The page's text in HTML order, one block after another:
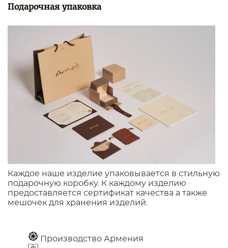
Подарочная упаковка
Каждое наше изделие упаковывается в стильную
подарочную коробку. К каждому изделию
предоставляется сертификат качества а также
мешочек для хранения изделий.
Производство Армения